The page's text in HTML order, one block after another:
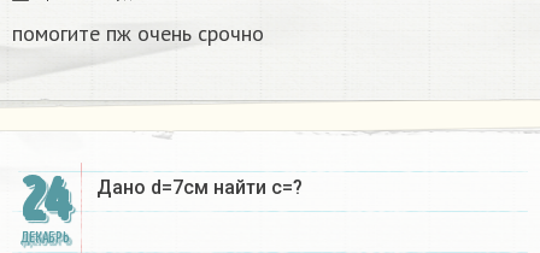
помогите пж очень срочно​
24
ДЕКАБРЬ
Дано d=7см найти с=?​